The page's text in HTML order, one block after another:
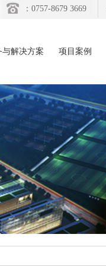
：0757-8679 3669
与解决方案 项目案例